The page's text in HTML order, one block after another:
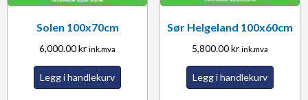
Solen 100x70cm
6,000.00kr ink.mva
Legg i handlekurv
Sør Helgeland 100x60cm
5,800.00kr ink.mva
Legg i handlekurv